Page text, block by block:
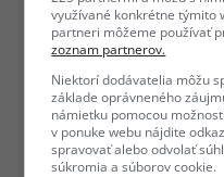
využívané konkrétne týmito
partneri môžeme používať
zoznam partnerov.
Niektorí dodávatelia môžu
základe oprávneného
námietku pomocou
v ponuke webu nájdite
spravovať alebo odvolať
súkromia a súborov cookie.